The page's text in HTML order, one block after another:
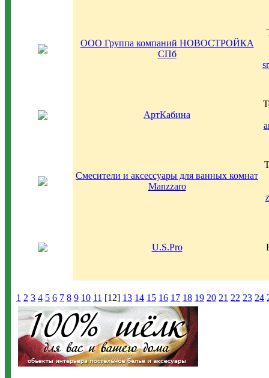
ООО Группа компаний НОВОСТРОЙКА
СПб
АртКабина
Смесители и аксессуары для ванных комнат
Manzzaro
U.S.Pro
1 2 3 4 5 6 7 8 9 10 11 [12] 13 14 15 16 17 18 19 20 21 22 23 24